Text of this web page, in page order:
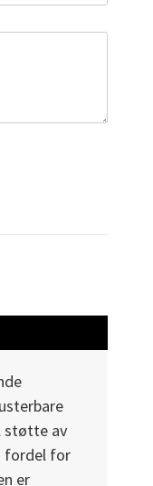
støtte av
fordel for
er